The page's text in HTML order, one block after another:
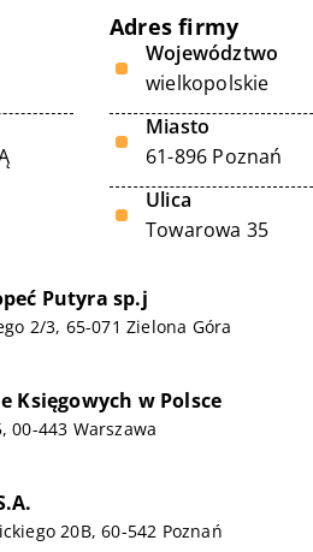
Adres firmy
Województwo
wielkopolskie
Miasto
61-896 Poznań
Ulica
Towarowa 35
Putyra sp.j
2/3, 65-071 Zielona Góra
Księgowych w Polsce
00-443 Warszawa
20B, 60-542 Poznań